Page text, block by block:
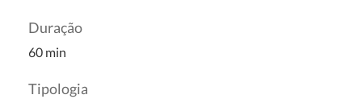
Duração
60 min
Tipologia